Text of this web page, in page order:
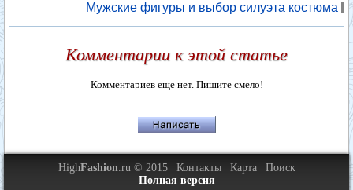
Мужские фигуры и выбор силуэта костюма
Комментарии к этой статье
Комментариев еще нет. Пишите смело!
HighFashion.ru © 2015 Контакты Карта
Поиск
Полная версия